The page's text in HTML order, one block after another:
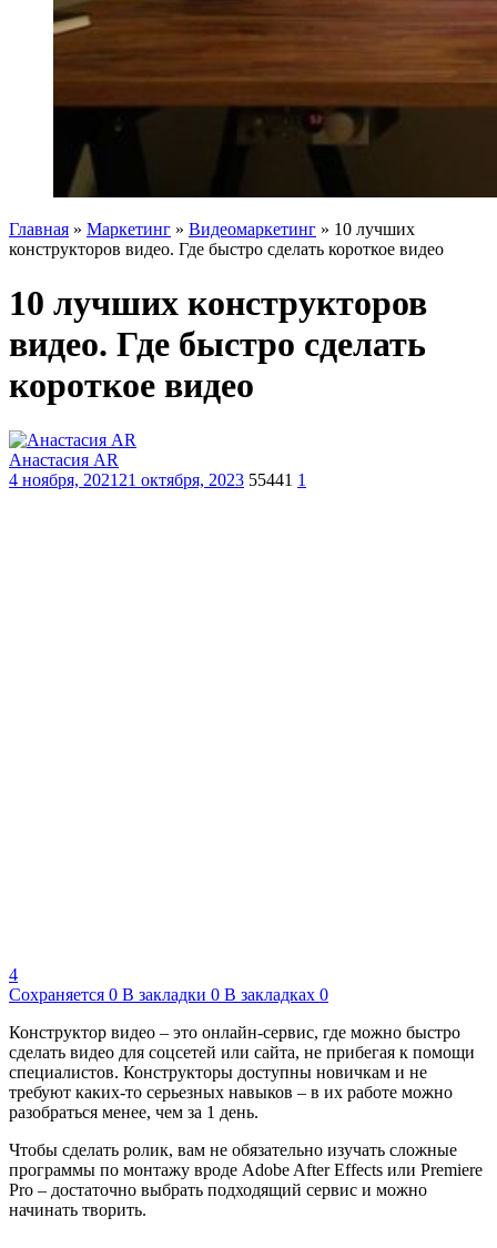
Главная » Маркетинг » Видеомаркетинг » 10 лучших
конструкторов видео. Где быстро сделать короткое видео
10 лучших конструкторов
видео. Где быстро сделать
короткое видео
Анастасия AR
4 ноября, 2021 21 октября, 2023 55441 1
4
Сохраняется 0 В закладки 0 В закладках 0
Конструктор видео – это онлайн-сервис, где можно быстро
сделать видео для соцсетей или сайта, не прибегая к помощи
специалистов. Конструкторы доступны новичкам и не
требуют каких-то серьезных навыков – в их работе можно
разобраться менее, чем за 1 день.
Чтобы сделать ролик, вам не обязательно изучать сложные
программы по монтажу вроде Adobe After Effects или Premiere
Pro – достаточно выбрать подходящий сервис и можно
начинать творить.